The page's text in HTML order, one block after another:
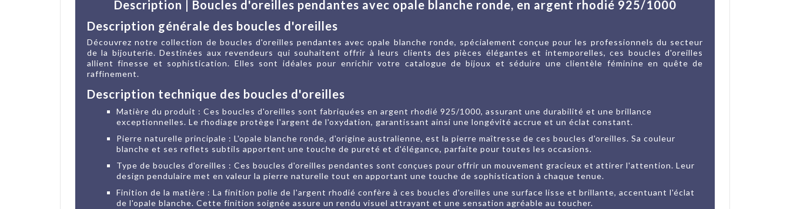
Description | Boucles d'oreilles pendantes avec opale blanche ronde, en argent rhodié 925/1000
Description générale des boucles d'oreilles
Découvrez notre collection de boucles d'oreilles pendantes avec opale blanche ronde, spécialement conçue pour les professionnels du secteur
de la bijouterie. Destinées aux revendeurs qui souhaitent offrir à leurs clients des pièces élégantes et intemporelles, ces boucles d'oreilles
allient finesse et sophistication. Elles sont idéales pour enrichir votre catalogue de bijoux et séduire une clientèle féminine en quête de
raffinement.
Description technique des boucles d'oreilles
Matière du produit : Ces boucles d'oreilles sont fabriquées en argent rhodié 925/1000, assurant une durabilité et une brillance
exceptionnelles. Le rhodiage protège l'argent de l'oxydation, garantissant ainsi une longévité accrue et un éclat constant.
Pierre naturelle principale : L'opale blanche ronde, d'origine australienne, est la pierre maîtresse de ces boucles d'oreilles. Sa couleur
blanche et ses reflets subtils apportent une touche de pureté et d'élégance, parfaite pour toutes les occasions.
Type de boucles d'oreilles : Ces boucles d'oreilles pendantes sont conçues pour offrir un mouvement gracieux et attirer l'attention. Leur
design pendulaire met en valeur la pierre naturelle tout en apportant une touche de sophistication à chaque tenue.
Finition de la matière : La finition polie de l'argent rhodié confère à ces boucles d'oreilles une surface lisse et brillante, accentuant l'éclat
de l'opale blanche. Cette finition soignée assure un rendu visuel attrayant et une sensation agréable au toucher.